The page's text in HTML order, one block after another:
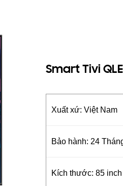
Smart Tivi
Xuất xứ: Việt Nam
Bảo hành: 24
Kích thước: 85 inch